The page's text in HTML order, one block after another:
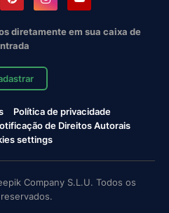
diretamente em sua caixa de
Política de privacidade
de Direitos Autorais
settings
Company S.L.U. Todos os